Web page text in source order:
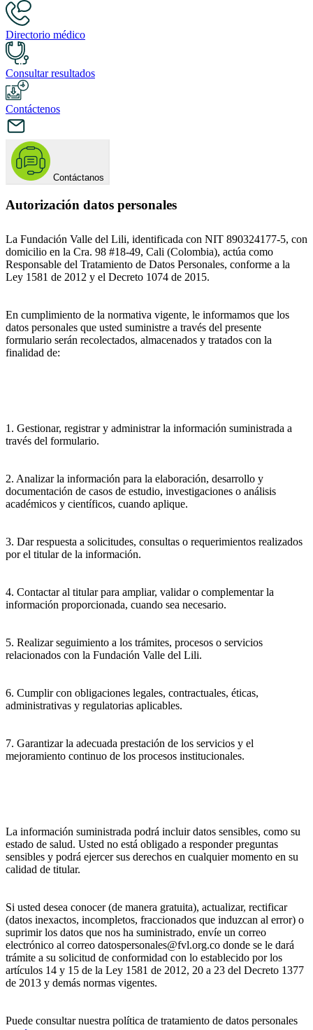
Directorio médico
Consultar resultados
Contáctenos
Contáctanos
Autorización datos personales
La Fundación Valle del Lili, identificada con NIT 890324177-5, con
domicilio en la Cra. 98 #18-49, Cali (Colombia), actúa como
Responsable del Tratamiento de Datos Personales, conforme a la
Ley 1581 de 2012 y el Decreto 1074 de 2015.
En cumplimiento de la normativa vigente, le informamos que los
datos personales que usted suministre a través del presente
formulario serán recolectados, almacenados y tratados con la
finalidad de:
1. Gestionar, registrar y administrar la información suministrada a
través del formulario.
2. Analizar la información para la elaboración, desarrollo y
documentación de casos de estudio, investigaciones o análisis
académicos y científicos, cuando aplique.
3. Dar respuesta a solicitudes, consultas o requerimientos realizados
por el titular de la información.
4. Contactar al titular para ampliar, validar o complementar la
información proporcionada, cuando sea necesario.
5. Realizar seguimiento a los trámites, procesos o servicios
relacionados con la Fundación Valle del Lili.
6. Cumplir con obligaciones legales, contractuales, éticas,
administrativas y regulatorias aplicables.
7. Garantizar la adecuada prestación de los servicios y el
mejoramiento continuo de los procesos institucionales.
La información suministrada podrá incluir datos sensibles, como su
estado de salud. Usted no está obligado a responder preguntas
sensibles y podrá ejercer sus derechos en cualquier momento en su
calidad de titular.
Si usted desea conocer (de manera gratuita), actualizar, rectificar
(datos inexactos, incompletos, fraccionados que induzcan al error) o
suprimir los datos que nos ha suministrado, envíe un correo
electrónico al correo datospersonales@fvl.org.co donde se le dará
trámite a su solicitud de conformidad con lo establecido por los
artículos 14 y 15 de la Ley 1581 de 2012, 20 a 23 del Decreto 1377
de 2013 y demás normas vigentes.
Puede consultar nuestra política de tratamiento de datos personales